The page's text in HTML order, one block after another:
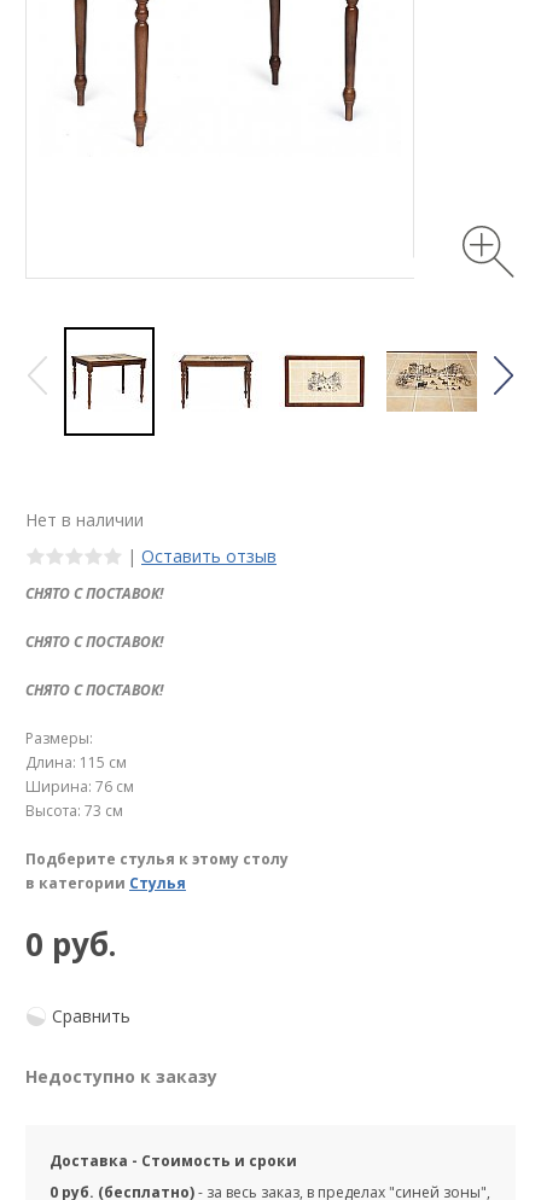
Нет в наличии
| Оставить отзыв
СНЯТО С ПОСТАВОК!
СНЯТО С ПОСТАВОК!
СНЯТО С ПОСТАВОК!
Размеры:
Длина: 115 см
Ширина: 76 см
Высота: 73 см
Подберите стулья к этому столу
в категории Стулья
0 руб.
Сравнить
Недоступно к заказу
Доставка - Стоимость и сроки
0 руб. (бесплатно)- за весь заказ, в пределах "синей зоны",